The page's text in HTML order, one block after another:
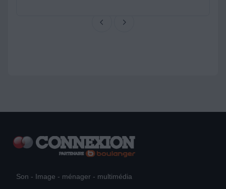
Son - Image - ménager - multimédia